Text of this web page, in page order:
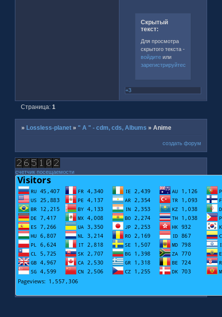
Скрытый
текст:
Для просмотра
скрытого текста -
войдитеили
зарегистрируйтесь
+3
Страница:1
»Lossless-planet » " A " - cdm, cds, Albums »Anime
создать форум
счетчик посещаемости